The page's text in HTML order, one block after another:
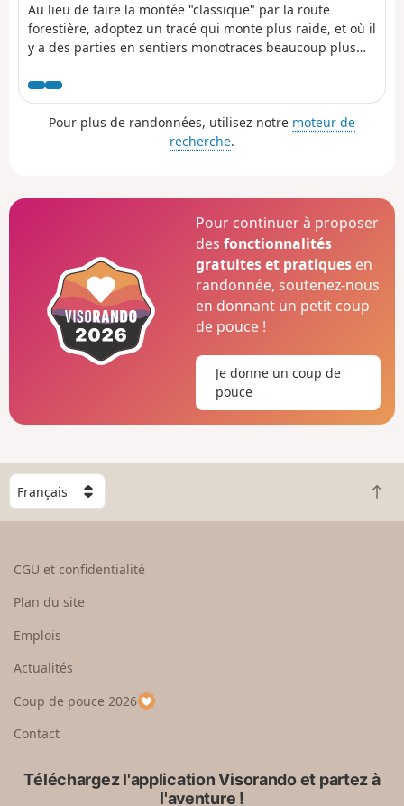
Au lieu de faire la montée "classique" par la route
forestière, adoptez un tracé qui monte plus raide, et où il
y a des parties en sentiers monotraces beaucoup plus
la descente vers les Granges de Furfande, puis le
Queyron et enfin le retour sur Arvieux. Je n'ai décrit ici
que la variante de montée. Pour la descente, vous servir
du topo du Col de Furfande, décrit par morgiou13, à
aux VTTae.
Pour plus de randonnées, utilisez notre moteur de
recherche.
Pour continuer à proposer
desfonctionnalités
gratuites et pratiques en
randonnée, soutenez-nous
en donnant un petit coup
de pouce !
Je donne un coup de
pouce
C
h
o
e
u
p
a
R
e
CGU et confidentialité
Plan du site
Emplois
Actualités
Coup de pouce 2026
Contact
Téléchargez l'application Visorando et partez à
l'aventure !